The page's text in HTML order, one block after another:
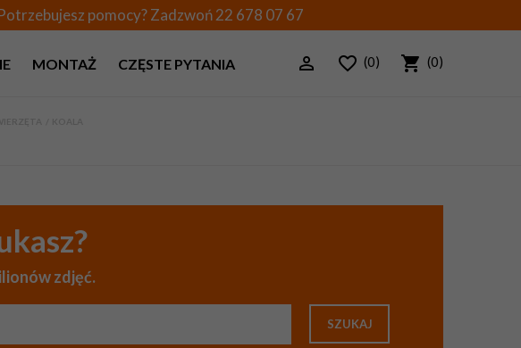
pomocy? Zadzwoń22 678 07 67
MONTAŻ CZĘSTE PYTANIA (0) (0)
zdjęć.
SZUKAJ